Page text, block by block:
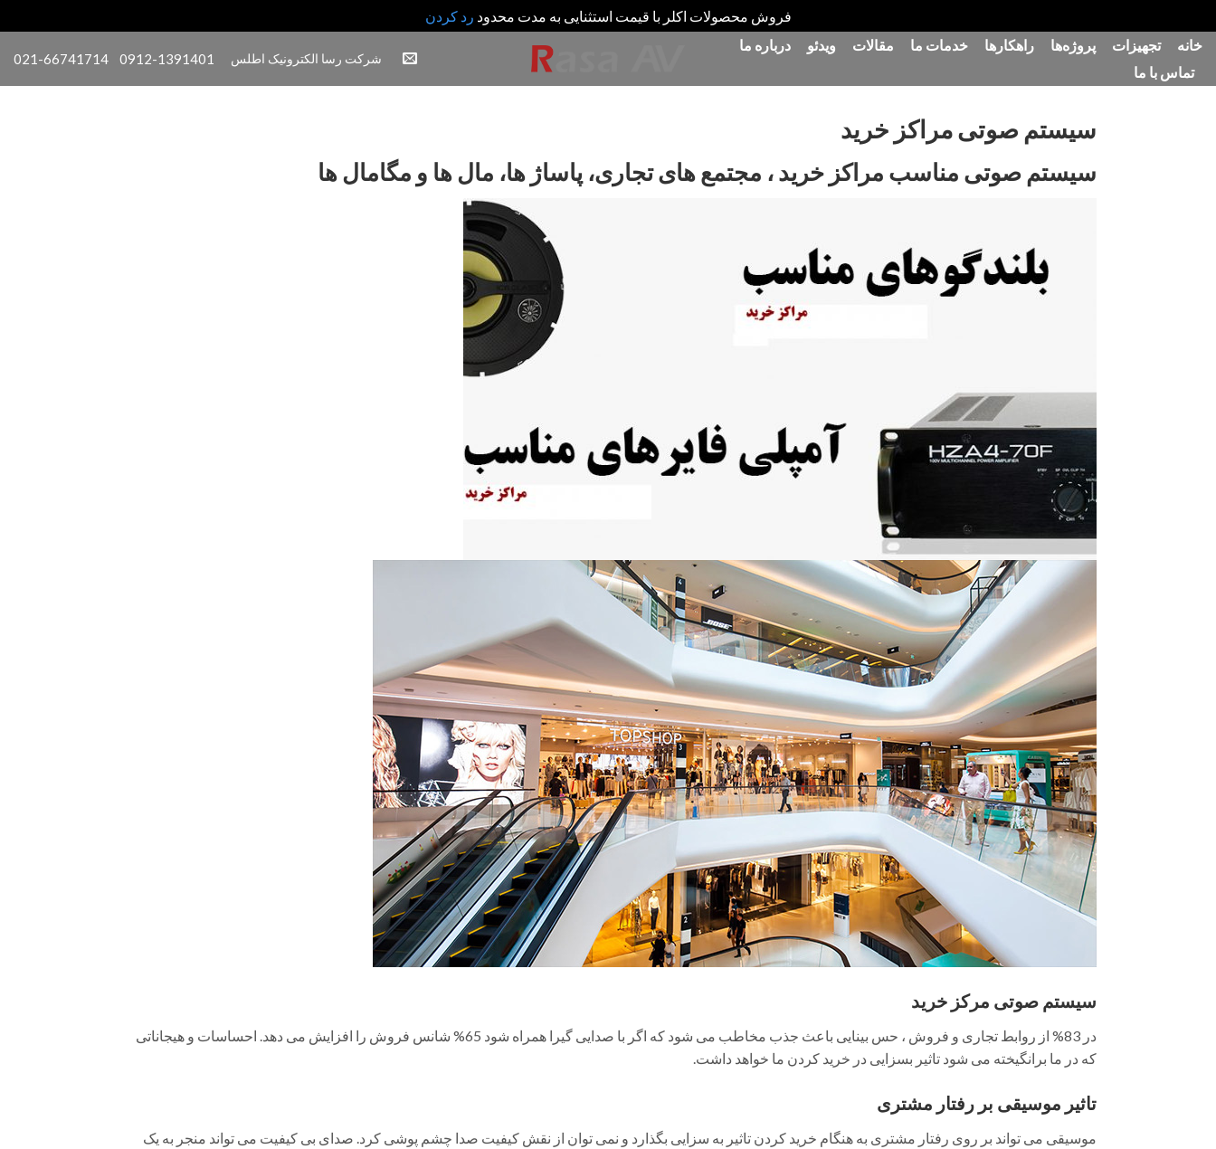
فروش محصولات اکلر با قیمت استثنایی به مدت محدود رد کردن
پرش
محتوا
خانه تجهیزات پروژه‌ها راهکارها خدمات ما مقالات ویدئو
درباره ما
تماس با ما
شرکت رسا الکترونیک اطلس 0912-1391401
021-66741714
سیستم صوتی مراکز خرید
سیستم صوتی مناسب مراکز خرید ، مجتمع های تجاری، پاساژ ها، مال ها و مگامال ها
سیستم صوتی مرکز خرید
در 83% از روابط تجاری و فروش ، حس بینایی باعث جذب مخاطب می شود که اگر با صدایی گیرا همراه شود 65% شانس فروش را افزایش می دهد. احساسات و هیجاناتی
که در ما برانگیخته می شود تاثیر بسزایی در خرید کردن ما خواهد داشت.
تاثیر موسیقی بر رفتار مشتری
موسیقی می تواند بر روی رفتار مشتری به هنگام خرید کردن تاثیر به سزایی بگذارد و نمی توان از نقش کیفیت صدا چشم پوشی کرد. صدای بی کیفیت می تواند منجر به یک